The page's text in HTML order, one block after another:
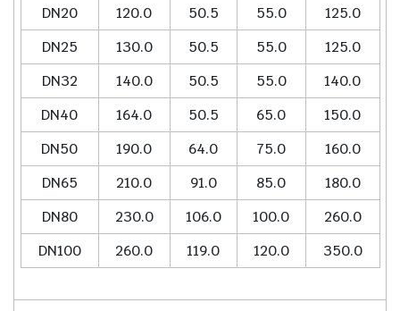
DN20 120.0 50.5 55.0
125.0
DN25
130.0 50.5 55.0
125.0
DN32
140.0 50.5 55.0
140.0
DN40
164.0 50.5 65.0
150.0
DN50
190.0 64.0 75.0
160.0
DN65
210.0 91.0 85.0
180.0
DN80
230.0 106.0 100.0
260.0
DN100
260.0 119.0 120.0 350.0